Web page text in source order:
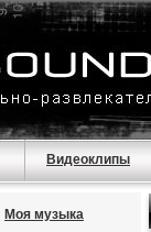
Видеоклипы
Моя музыка